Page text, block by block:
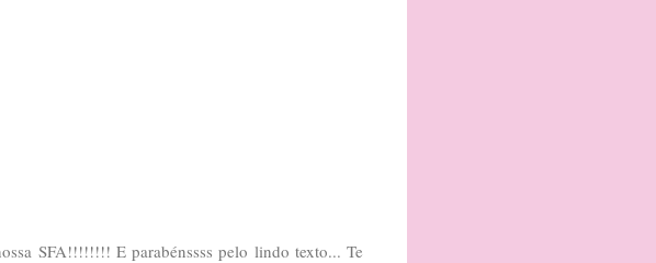
SFA!!!!!!!! E parabénssss pelo lindo texto... Te